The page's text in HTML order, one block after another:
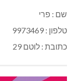
שם : פרי
טלפון : 9973469
כתובת : לוטם 29